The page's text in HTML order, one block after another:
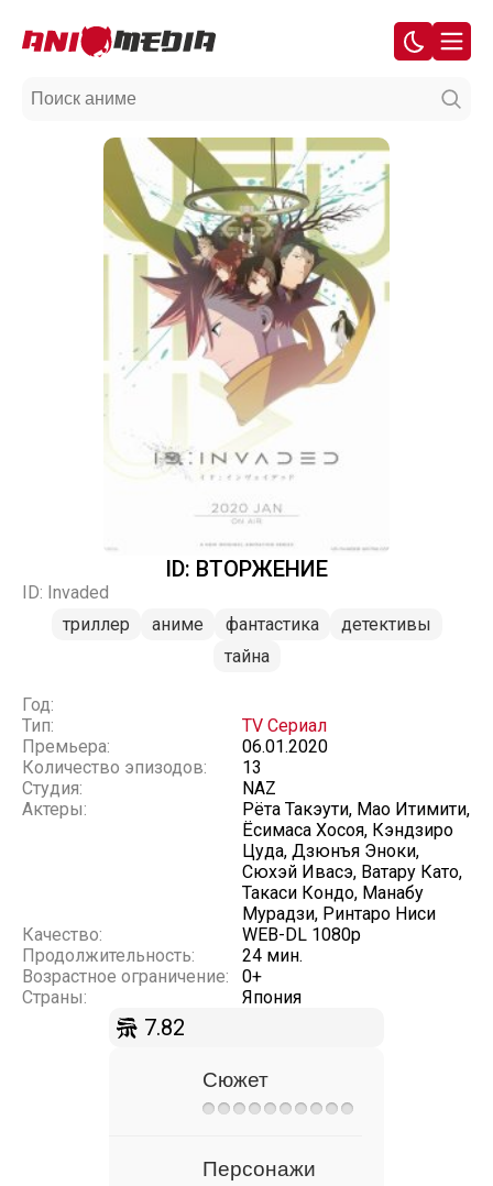
ID: ВТОРЖЕНИЕ
ID: Invaded
триллер
аниме фантастика
детективы
тайна
Год:
Тип:
TV Сериал
Премьера:
06.01.2020
Количество эпизодов:
13
Студия:
NAZ
Актеры:
Рёта Такэути, Мао Итимити,
Ёсимаса Хосоя, Кэндзиро
Цуда, Дзюнъя Эноки,
Сюхэй Ивасэ, Ватару Като,
Такаси Кондо, Манабу
Мурадзи, Ринтаро Ниси
Качество:
WEB-DL 1080p
Продолжительность:
24 мин.
Возрастное ограничение:
0+
Страны:
Япония
7.82
Сюжет
Персонажи